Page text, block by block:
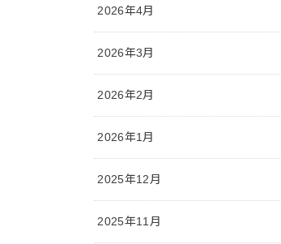
2026年4月
2026年3月
2026年2月
2026年1月
2025年12月
2025年11月